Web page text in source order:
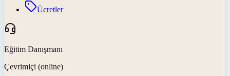
Ücretler
Eğitim Danışmanı
Çevrimiçi (online)